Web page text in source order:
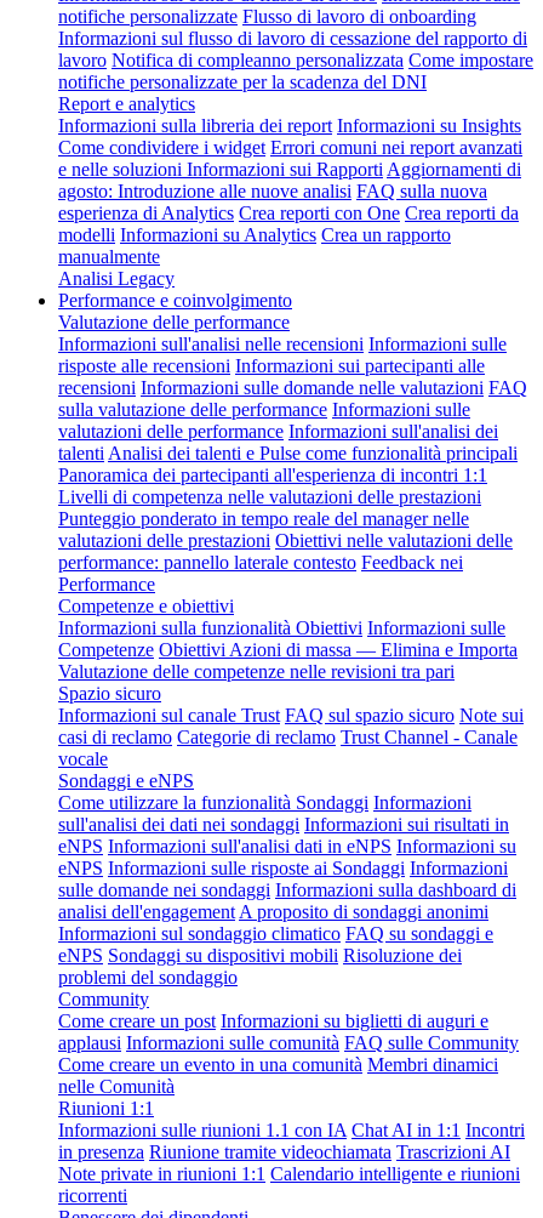
notifiche personalizzate Flusso di lavoro di onboarding
Informazioni sul flusso di lavoro di cessazione del rapporto di
lavoro Notifica di compleanno personalizzata Come impostare
notifiche personalizzate per la scadenza del DNI
Report e analytics
Informazioni sulla libreria dei report Informazioni su Insights
Come condividere i widget Errori comuni nei report avanzati
e nelle soluzioni Informazioni sui Rapporti Aggiornamenti di
agosto: Introduzione alle nuove analisi FAQ sulla nuova
esperienza di Analytics Crea reporti con One Crea reporti da
modelli Informazioni su Analytics Crea un rapporto
manualmente
Analisi Legacy
Performance e coinvolgimento
Valutazione delle performance
Informazioni sull'analisi nelle recensioni Informazioni sulle
risposte alle recensioni Informazioni sui partecipanti alle
recensioni Informazioni sulle domande nelle valutazioni FAQ
sulla valutazione delle performance Informazioni sulle
valutazioni delle performance Informazioni sull'analisi dei
talenti Analisi dei talenti e Pulse come funzionalità principali
Panoramica dei partecipanti all'esperienza di incontri 1:1
Livelli di competenza nelle valutazioni delle prestazioni
Punteggio ponderato in tempo reale del manager nelle
valutazioni delle prestazioni Obiettivi nelle valutazioni delle
performance: pannello laterale contesto Feedback nei
Performance
Competenze e obiettivi
Informazioni sulla funzionalità Obiettivi Informazioni sulle
Competenze Obiettivi Azioni di massa — Elimina e Importa
Valutazione delle competenze nelle revisioni tra pari
Spazio sicuro
Informazioni sul canale Trust FAQ sul spazio sicuro Note sui
casi di reclamo Categorie di reclamo Trust Channel - Canale
vocale
Sondaggi e eNPS
Come utilizzare la funzionalità Sondaggi Informazioni
sull'analisi dei dati nei sondaggi Informazioni sui risultati in
eNPS Informazioni sull'analisi dati in eNPS Informazioni su
eNPS Informazioni sulle risposte ai Sondaggi Informazioni
sulle domande nei sondaggi Informazioni sulla dashboard di
analisi dell'engagement A proposito di sondaggi anonimi
Informazioni sul sondaggio climatico FAQ su sondaggi e
eNPS Sondaggi su dispositivi mobili Risoluzione dei
problemi del sondaggio
Community
Come creare un post Informazioni su biglietti di auguri e
applausi Informazioni sulle comunità FAQ sulle Community
Come creare un evento in una comunità Membri dinamici
nelle Comunità
Riunioni 1:1
Informazioni sulle riunioni 1.1 con IA Chat AI in 1:1 Incontri
in presenza Riunione tramite videochiamata Trascrizioni AI
Note private in riunioni 1:1 Calendario intelligente e riunioni
ricorrenti